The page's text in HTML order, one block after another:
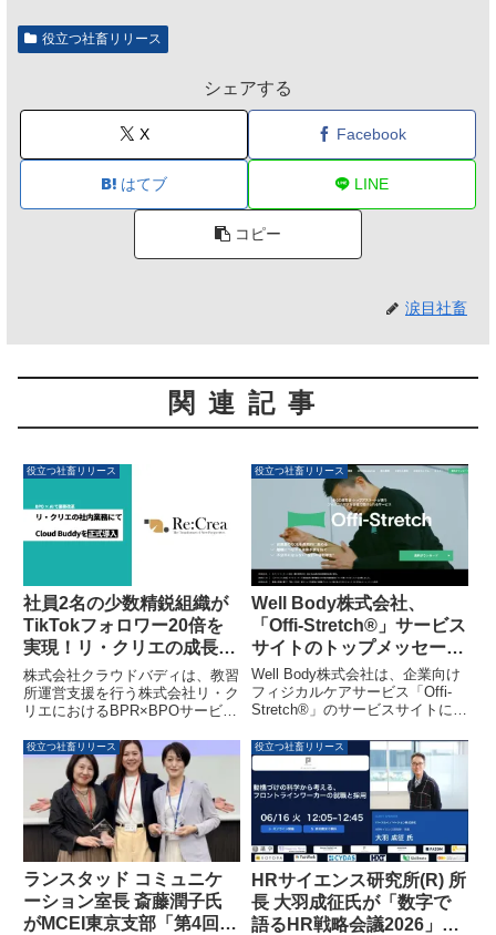
役立つ社畜リリース
シェアする
X Facebook
はてブ LINE
コピー
涙目社畜
関連記事
役立つ社畜リリース
社員2名の少数精鋭組織が
TikTokフォロワー20倍を
実現！リ・クリエの成長戦
略を「Cloud Buddy」導
入事例で公開
株式会社クラウドバディは、教習
所運営支援を行う株式会社リ・ク
リエにおけるBPR×BPOサービス
開しました。社員2名という少数
精鋭組織が、ノンコア業務を外部
リソースに委託することで、
SNSマーケティングの劇的な成
長と新規事業への注力を両立させ
た具体的なプロセスを紹介してい
ます。
役立つ社畜リリース
Well Body株式会社、
「Offi-Stretch®」サービス
サイトのトップメッセージ
をリニューアル
Well Body株式会社は、企業向け
フィジカルケアサービス「Offi-
Stretch®」のサービスサイトにお
ーアルしました。これにより、サ
ービスの価値と導入効果を、より
具体的に伝える設計へと変更され
ています。
役立つ社畜リリース
ランスタッド コミュニケ
ーション室長 斎藤潤子氏
がMCEI東京支部「第4回イ
役立つ社畜リリース
HRサイエンス研究所(R) 所
長 大羽成征氏が「数字で
語るHR戦略会議2026」に